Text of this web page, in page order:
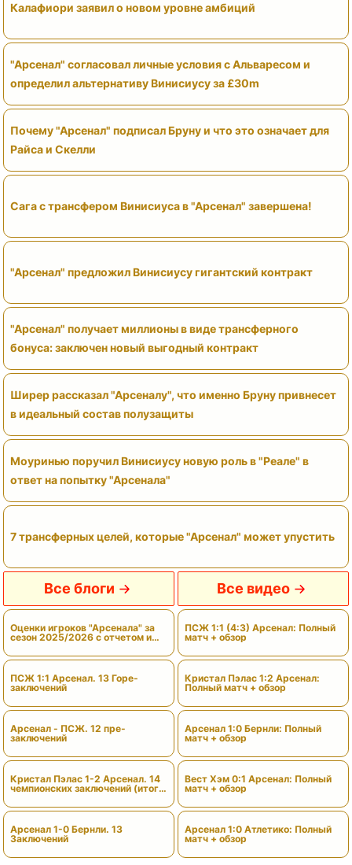
Калафиори заявил о новом уровне амбиций
"Арсенал" согласовал личные условия с Альваресом и
определил альтернативу Винисиусу за £30m
Почему "Арсенал" подписал Бруну и что это означает для
Райса и Скелли
Сага с трансфером Винисиуса в "Арсенал" завершена!
"Арсенал" предложил Винисиусу гигантский контракт
"Арсенал" получает миллионы в виде трансферного
бонуса: заключен новый выгодный контракт
Ширер рассказал "Арсеналу", что именно Бруну привнесет
в идеальный состав полузащиты
Моуринью поручил Винисиусу новую роль в "Реале" в
ответ на попытку "Арсенала"
7 трансферных целей, которые "Арсенал" может упустить
Все блоги
Оценки игроков "Арсенала" за
сезон 2025/2026 с отчетом и
ПСЖ 1:1 Арсенал. 13 Горе-
заключений
Арсенал - ПСЖ. 12 пре-
заключений
Кристал Пэлас 1-2 Арсенал. 14
чемпионских заключений (итоги
Арсенал 1-0 Бернли. 13
Заключений
Все видео
ПСЖ 1:1 (4:3) Арсенал: Полный
матч + обзор
Кристал Пэлас 1:2 Арсенал:
Полный матч + обзор
Арсенал 1:0 Бернли: Полный
матч + обзор
Вест Хэм 0:1 Арсенал: Полный
матч + обзор
Арсенал 1:0 Атлетико: Полный
матч + обзор